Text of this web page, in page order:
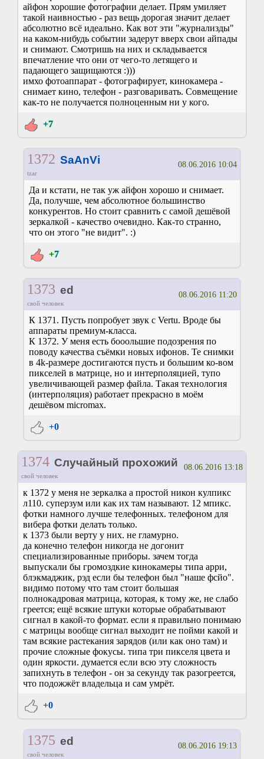
айфон хорошие фотографии делает. Прям умиляет
такой наивностью - раз вещь дорогая значит делает
абсолютно всё идеально. Как вот эти "журнализды"
на каком-нибудь событии задерут вверх свои айпады
и снимают. Смотришь на них и складывается
впечатление что они от чего-то летящего и
падающего защищаются :)))
имхо фотоаппарат - фотографирует, кинокамера -
снимает кино, телефон - разговаривать. Совмещение
как-то не получается полноценным ни у кого.
+7
1372 SaAnVi
tzar
08.06.2016 10:04
Да и кстати, не так уж айфон хорошо и снимает.
Да, получше, чем абсолютное большинство
конкурентов. Но стоит сравнить с самой дешёвой
зеркалкой - качество очевидно. Как-то странно,
что он этого "не видит". :)
+7
1373 ed
свой человек
08.06.2016 11:20
К 1371. Пусть попробует звук с Vertu. Вроде бы
аппараты премиум-класса.
К 1372. У меня есть бооольшие подозрения по
поводу качества съёмки новых ифонов. Те снимки
в 4k-размере достигаются пусть и большим ко-вом
пикселей в матрице, но и интерполяцией, тупо
увеличивающей размер файла. Такая технология
(интерполяция) работает прекрасно в моём
дешёвом micromax.
+0
1374 Случайный прохожий
свой человек
08.06.2016 13:18
к 1372 у меня не зеркалка а простой никон кулпикс
л110. суперзум или как их там называют. 12 мпикс.
фотки намного лучше телефонных. телефоном для
вибера фотки делать только.
к 1373 были верту у них. не гламурно.
да конечно телефон никогда не догонит
специализированные приборы. зачем тогда
выпускали бы громоздкие кинокамеры типа арри,
блэкмаджик, рэд если бы телефон был "наше фсйо".
видимо потому что там стоит большая
полнокадровая матрица, которая, к тому же, не слабо
греется; ещё всякие штуки которые обрабатывают
сигнал в какой-то формат. если я правильно понимаю
с матрицы вообще сигнал выходит не пойми какой и
там всякие растекания зарядов (или как оно там) и
прочие сложные фокусы. типа три пикселя цвета и
один яркости. думается если всю эту сложность
запихнуть в телефон - он за секунду так разогреется,
что подожжёт владельца и сам умрёт.
+0
1375 ed
свой человек
08.06.2016 19:13